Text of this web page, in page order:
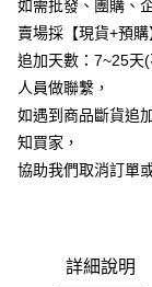
台新國際商業銀行
台灣樂天信用卡公
聯邦商業銀行
元大商業銀行
玉山商業銀行
台新國際商業銀行
台灣樂天信用卡公
匯豐（台灣）商業
聯邦商業銀行
元大商業銀行
玉山商業銀行
台新國際商業銀行
街口支付
悠遊付
全盈+PAY
AFTEE先享後付
相關說明
１．簡單：不需註冊
２．便利：只要手機
貨到付款
如需批發、團購、
賣場採【現貨+預
追加天數：7~25天
人員做聯繫，
如遇到商品斷貨追
知買家，
協助我們取消訂單
詳細說明